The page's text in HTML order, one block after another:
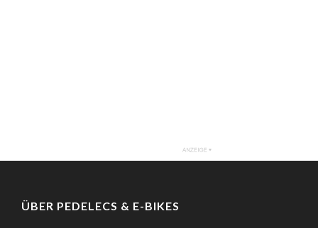
ÜBER PEDELECS & E-BIKES